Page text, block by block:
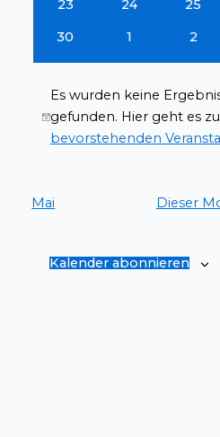
0
23 0
24 0
25
0
30 0
1 0
2
Hinweis
Es wurden keine
gefunden. Hier geht es
bevorstehenden
Mai Dieser
Kalender abonnieren